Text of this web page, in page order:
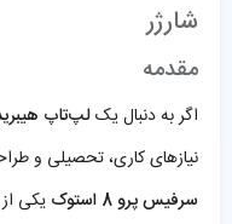
شارژر
مقدمه
اگر به دنبال یکلپ‌تاپ
نیازهای کاری، تحصیلی و
سرفیس پرو 8 استوک
یکی